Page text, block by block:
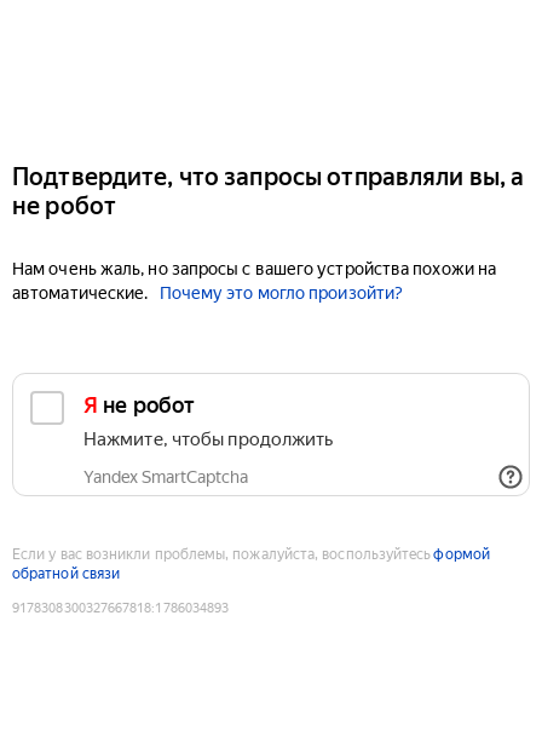
Подтвердите, что запросы отправляли вы, а
не робот
Нам очень жаль, но запросы с вашего устройства похожи на
автоматические.
Почему это могло произойти?
Я не робот
Нажмите, чтобы продолжить
Yandex SmartCaptcha
Если у вас возникли проблемы, пожалуйста, воспользуйтесьформой
обратной связи
9178308300327667818:1786034893